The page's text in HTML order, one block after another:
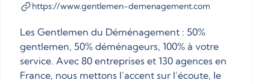
https://www.gentlemen-demenagement.com
Les Gentlemen du Déménagement : 50%
gentlemen, 50% déménageurs, 100% à votre
service. Avec 80 entreprises et 130 agences en
France, nous mettons l’accent sur l’écoute, le